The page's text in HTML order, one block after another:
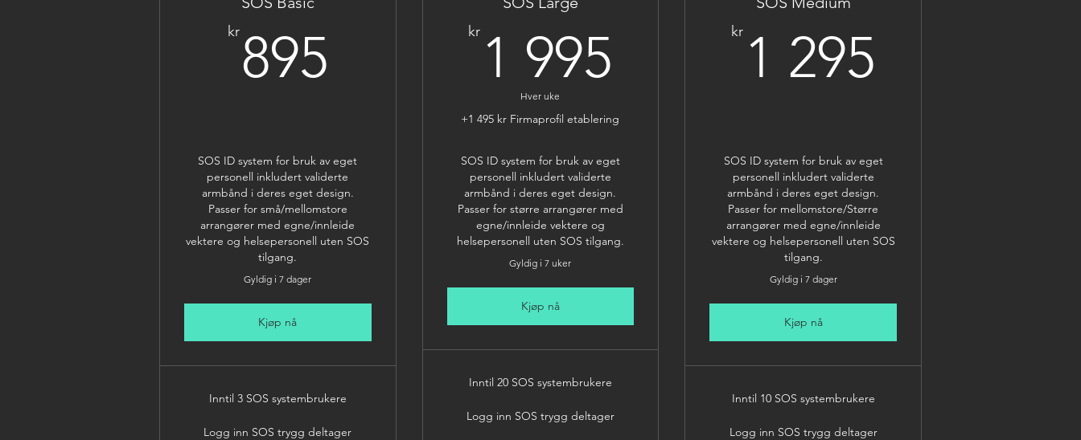
kr 895
SOS ID system for bruk av eget
personell inkludert validerte
armbånd i deres eget design.
Passer for små/mellomstore
arrangører med egne/innleide
vektere og helsepersonell uten SOS
tilgang.
Gyldig i 7 dager
Kjøp nå
Inntil 3 SOS systembrukere
Logg inn SOS trygg deltager
kr 1 995 1 995kr
Hver uke
+1 495 kr Firmaprofil etablering
SOS ID system for bruk av eget
personell inkludert validerte
armbånd i deres eget design.
Passer for større arrangører med
egne/innleide vektere og
helsepersonell uten SOS tilgang.
Gyldig i 7 uker
Kjøp nå
Inntil 20 SOS systembrukere
Logg inn SOS trygg deltager
kr 1 295
SOS ID system for bruk av eget
personell inkludert validerte
armbånd i deres eget design.
Passer for mellomstore/Større
arrangører med egne/innleide
vektere og helsepersonell uten SOS
tilgang.
Gyldig i 7 dager
Kjøp nå
Inntil 10 SOS systembrukere
Logg inn SOS trygg deltager